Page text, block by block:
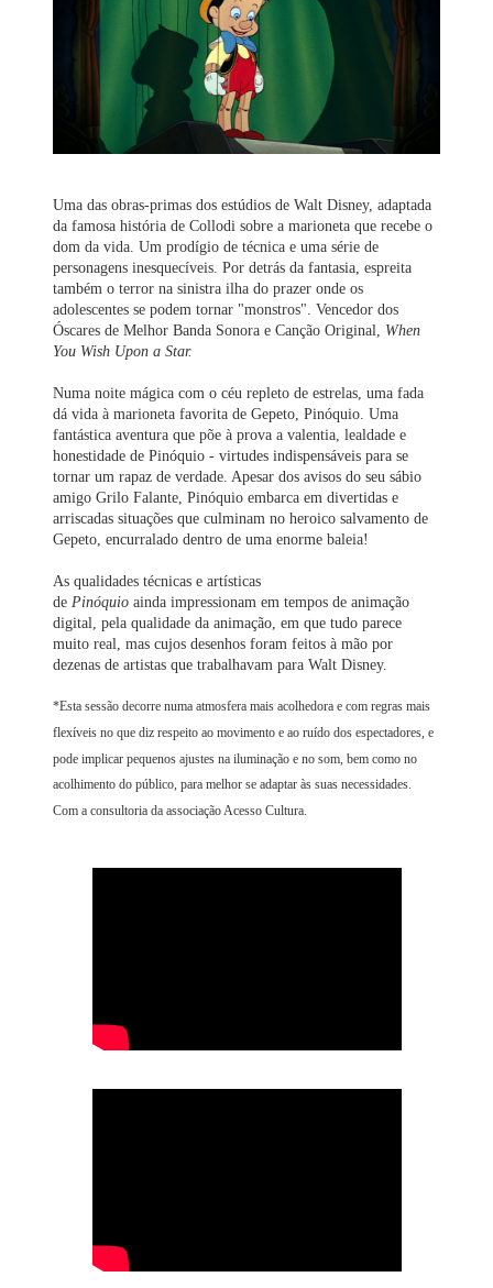
Uma das obras-primas dos estúdios de Walt Disney, adaptada
da famosa história de Collodi sobre a marioneta que recebe o
dom da vida. Um prodígio de técnica e uma série de
personagens inesquecíveis. Por detrás da fantasia, espreita
também o terror na sinistra ilha do prazer onde os
adolescentes se podem tornar "monstros". Vencedor dos
Óscares de Melhor Banda Sonora e Canção Original, When
You Wish Upon a Star.
Numa noite mágica com o céu repleto de estrelas, uma fada
dá vida à marioneta favorita de Gepeto, Pinóquio. Uma
fantástica aventura que põe à prova a valentia, lealdade e
honestidade de Pinóquio - virtudes indispensáveis para se
tornar um rapaz de verdade. Apesar dos avisos do seu sábio
amigo Grilo Falante, Pinóquio embarca em divertidas e
arriscadas situações que culminam no heroico salvamento de
Gepeto, encurralado dentro de uma enorme baleia!
As qualidades técnicas e artísticas
de Pinóquioainda impressionam em tempos de animação
digital, pela qualidade da animação, em que tudo parece
muito real, mas cujos desenhos foram feitos à mão por
dezenas de artistas que trabalhavam para Walt Disney.
*Esta sessão decorre numa atmosfera mais acolhedora e com regras mais
flexíveis no que diz respeito ao movimento e ao ruído dos espectadores, e
pode implicar pequenos ajustes na iluminação e no som, bem como no
acolhimento do público, para melhor se adaptar às suas necessidades.
Com a consultoria da associação Acesso Cultura.